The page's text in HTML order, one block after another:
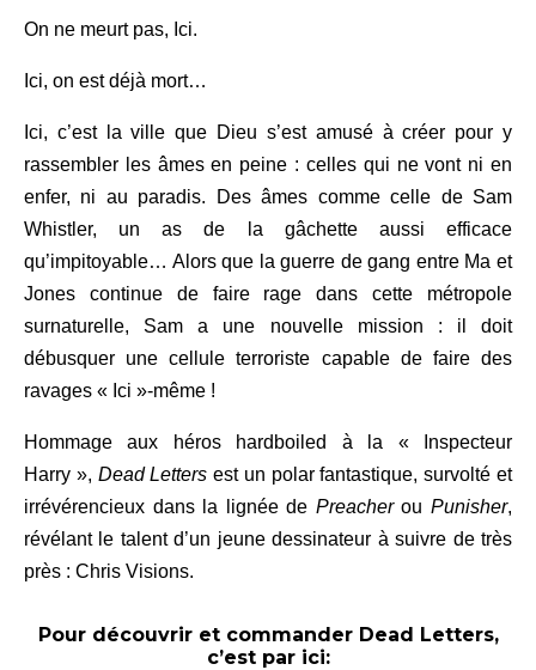
On ne meurt pas, Ici.
Ici, on est déjà mort…
Ici, c’est la ville que Dieu s’est amusé à créer pour y
rassembler les âmes en peine : celles qui ne vont ni en
enfer, ni au paradis. Des âmes comme celle de Sam
Whistler, un as de la gâchette aussi efficace
qu’impitoyable… Alors que la guerre de gang entre Ma et
Jones continue de faire rage dans cette métropole
surnaturelle, Sam a une nouvelle mission : il doit
débusquer une cellule terroriste capable de faire des
ravages « Ici »-même !
Hommage aux héros hardboiled à la « Inspecteur
Harry », Dead Letters est un polar fantastique, survolté et
irrévérencieux dans la lignée de Preacherou Punisher,
révélant le talent d’un jeune dessinateur à suivre de très
près : Chris Visions.
Pour découvrir et commander Dead Letters,
c’est par ici: